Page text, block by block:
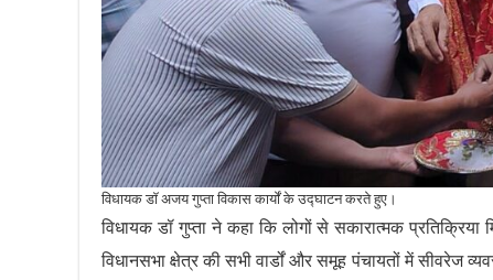
विधायक डॉ अजय गुप्ता विकास कार्यों के उद्घाटन करते हुए।
विधायक डॉ गुप्ता ने कहा कि लोगों से सकारात्मक
विधानसभा क्षेत्र की सभी वार्डों और समूह पंचायतों में सीवरेज